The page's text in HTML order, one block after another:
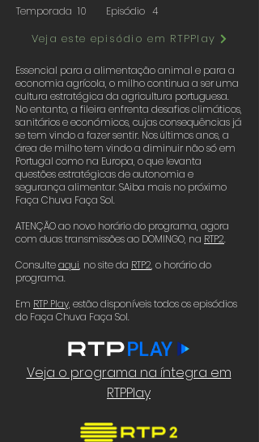
Temporada 10 Episódio 4
Veja este episódio em RTPPlay
Essencial para a alimentação animal e para a
economia agrícola, o milho continua a ser uma
cultura estratégica da agricultura portuguesa.
No entanto, a fileira enfrenta desafios climáticos,
sanitários e económicos, cujas consequências já
se tem vindo a fazer sentir. Nos últimos anos, a
área de milho tem vindo a diminuir não só em
Portugal como na Europa, o que levanta
questões estratégicas de autonomia e
segurança alimentar. SAiba mais no próximo
Faça Chuva Faça Sol.
ATENÇÃO ao novo horário do programa, agora
com duas transmissões ao DOMINGO, na RTP2.
Consulteaqui, no site da RTP2, o horário do
programa.
Em RTP Play, estão disponíveis todos os episódios
do Faça Chuva Faça Sol.
Veja o programa na íntegra em
RTPPlay